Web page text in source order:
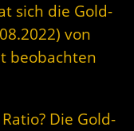
sich die Gold-
von
beobachten
Die Gold-